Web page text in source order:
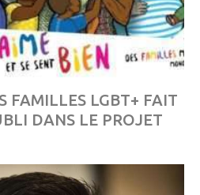
FAMILLES LGBT+ FAIT
DANS LE PROJET